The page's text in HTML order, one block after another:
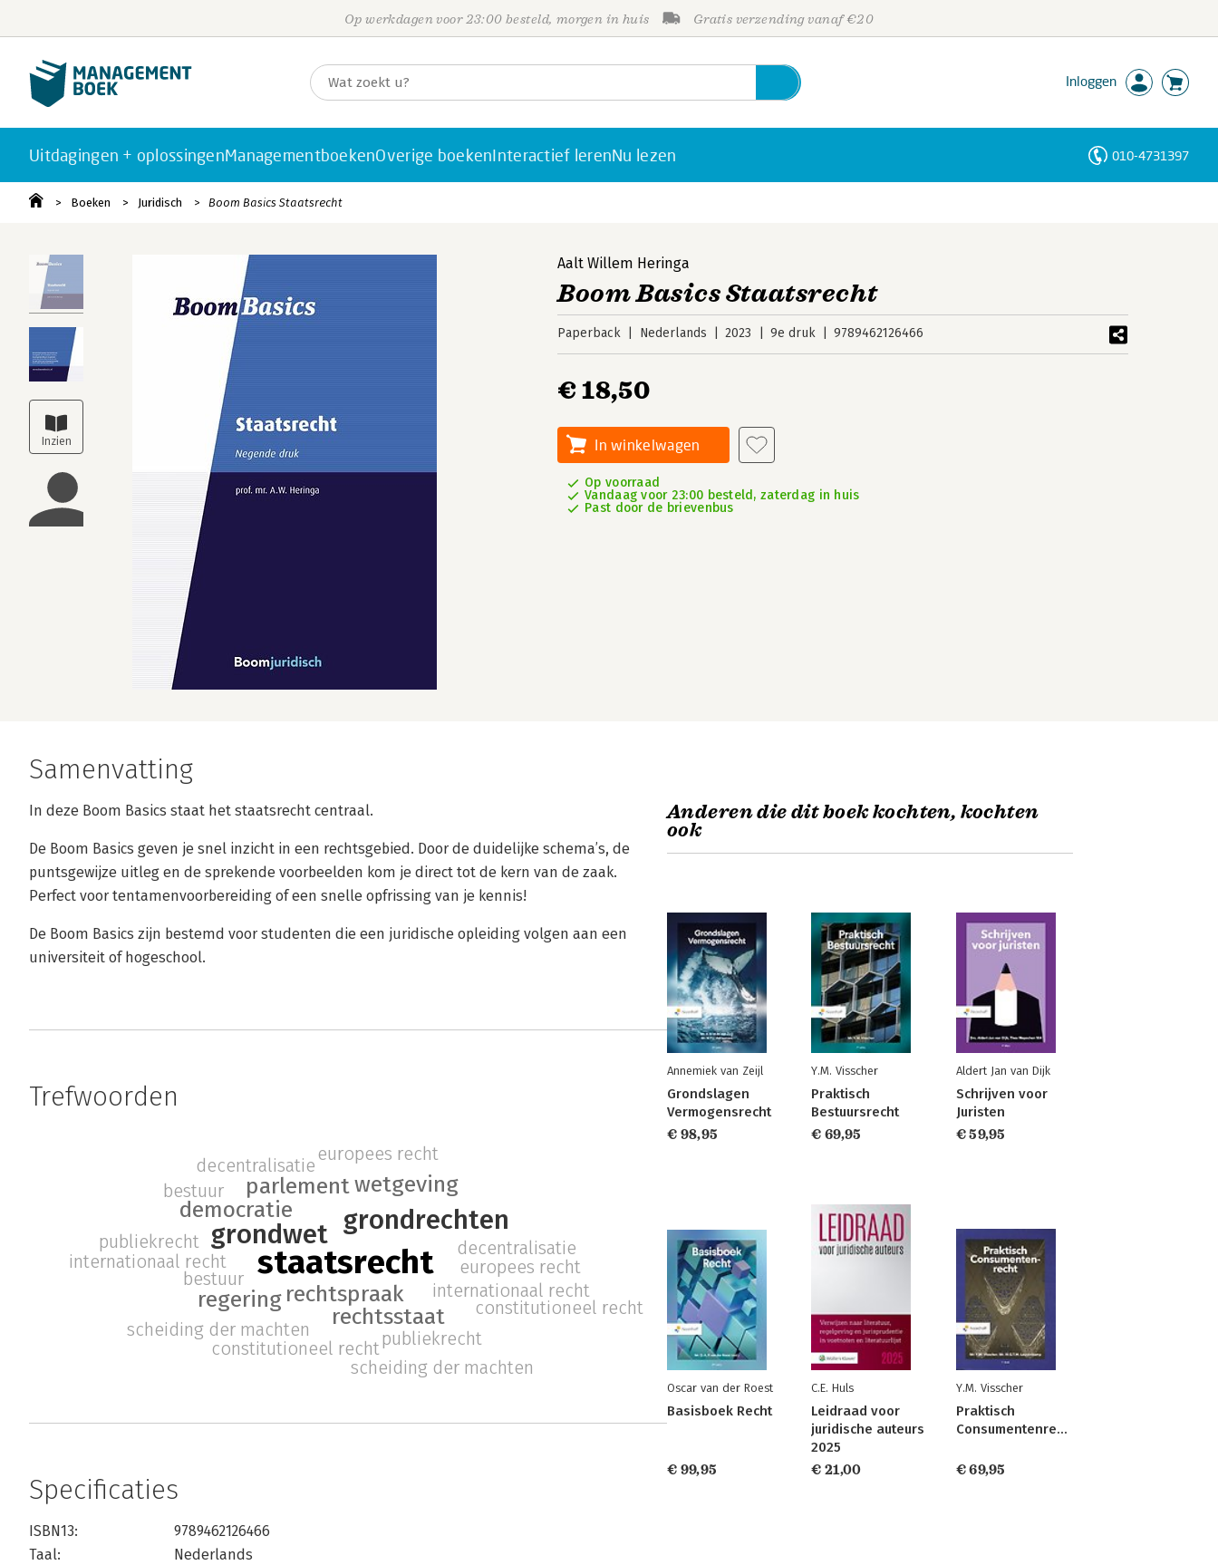
Op werkdagen voor 23:00 besteld, morgen in huis Gratis verzending vanaf €20
Inloggen
Uitdagingen + oplossingenManagementboekenOverige boekenInteractief lerenNu lezen 010-4731397
Boeken Juridisch Boom Basics Staatsrecht
Aalt Willem Heringa
Boom Basics Staatsrecht
Paperback Nederlands 2023 9e druk 9789462126466
€ 18,50
In winkelwagen
Op voorraad
Vandaag voor 23:00 besteld, zaterdag in huis
Past door de brievenbus
Samenvatting
In deze Boom Basics staat het staatsrecht centraal.
De Boom Basics geven je snel inzicht in een rechtsgebied. Door de duidelijke schema’s, de
puntsgewijze uitleg en de sprekende voorbeelden kom je direct tot de kern van de zaak.
Perfect voor tentamenvoorbereiding of een snelle opfrissing van je kennis!
De Boom Basics zijn bestemd voor studenten die een juridische opleiding volgen aan een
universiteit of hogeschool.
Trefwoorden
staatsrecht
grondwet grondrechten
rechtspraak
rechtsstaat
democratie
regering
parlementwetgeving
internationaal recht
decentralisatie
europees recht
publiekrecht
constitutioneel recht
bestuur
scheiding der machten
internationaal recht
decentralisatie
europees recht
publiekrecht
constitutioneel recht
bestuur
scheiding der machten
Specificaties
ISBN13:
9789462126466
Taal:
Nederlands
Anderen die dit boek kochten, kochten
ook
Annemiek van Zeijl
Grondslagen
Vermogensrecht
€ 98,95
Y.M. Visscher
Praktisch
Bestuursrecht
€ 69,95
Aldert Jan van Dijk
Schrijven voor
Juristen
€ 59,95
Oscar van der Roest
Basisboek Recht
€ 99,95
C.E. Huls
Leidraad voor
juridische auteurs
2025
€ 21,00
Y.M. Visscher
Praktisch
Consumentenrecht
€ 69,95
Personen